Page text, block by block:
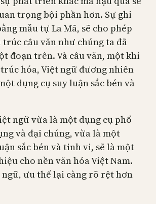
trọng bội phần hơn. Sự ghi
mẫu tự La Mã, sẽ cho phép
câu văn như chúng ta đã
đoạn trên. Và câu văn, một khi
hóa, Việt ngữ đương nhiên
dụng cụ suy luận sắc bén và
ngữ vừa là một dụng cụ phổ
và đại chúng, vừa là một
sắc bén và tinh vi, sẽ là một
cho nền văn hóa Việt Nam.
ngữ, ưu thế lại càng rõ rệt hơn